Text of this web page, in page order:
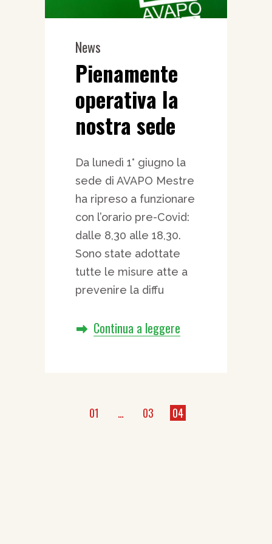
News
Pienamente
operativa la
nostra sede
Da lunedì 1° giugno la
sede di AVAPO Mestre
ha ripreso a funzionare
con l’orario pre-Covid:
dalle 8,30 alle 18,30.
Sono state adottate
tutte le misure atte a
prevenire la diffu
Continua a leggere
Paginazione
01 … 03 04